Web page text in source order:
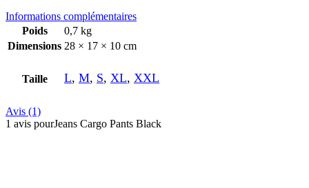
Informations complémentaires
Poids
0,7 kg
Dimensions 28 × 17 × 10 cm
Taille L, M, S, XL, XXL
Avis (1)
1 avis pourJeans Cargo Pants Black